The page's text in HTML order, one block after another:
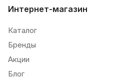
Интернет-магазин
Каталог
Бренды
Акции
Блог